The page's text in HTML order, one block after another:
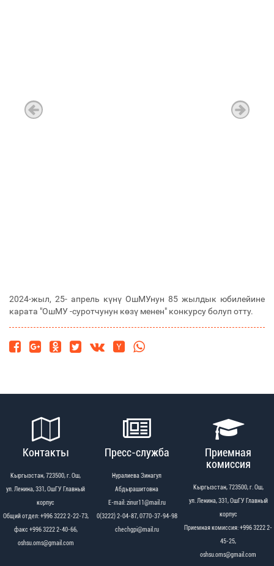
2024-жыл, 25- апрель күнү ОшМУнун 85 жылдык юбилейине
карата "ОшМУ -суротчунун көзү менен" конкурсу болуп отту.
Контакты
Кыргызстан, 723500, г. Ош,
ул. Ленина, 331, ОшГУ Главный
корпус
Общий отдел: +996 3222 2-22-73,
факс +996 3222 2-40-66,
oshsu.oms@gmail.com
Пресс-служба
Нуралиева Зинагул
Абдырашитовна
Е-mail: zinur11@mail.ru
0(3222) 2-04-87, 0770-37-94-98
chechgpi@mail.ru
Приемная
комиссия
Кыргызстан, 723500, г. Ош,
ул. Ленина, 331, ОшГУ Главный
корпус
Приемная комиссия: +996 3222 2-
45-25,
oshsu.oms@gmail.com